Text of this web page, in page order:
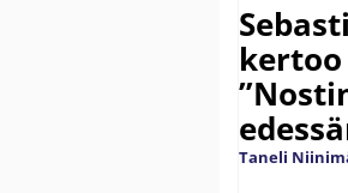
Taneli